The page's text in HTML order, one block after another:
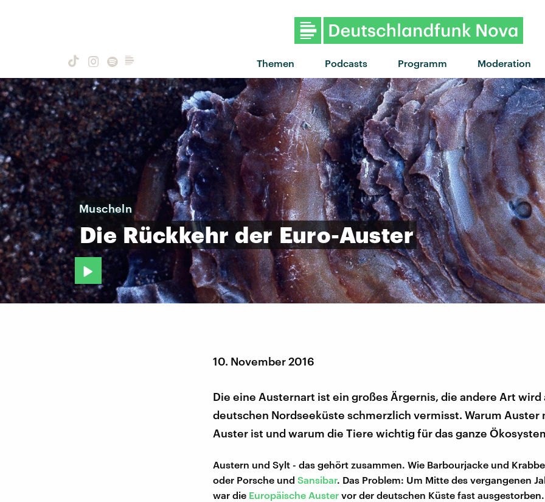
Themen Podcasts Programm Moderation
"24 Hours" von Stormzy feat.
Muscheln
Die Rückkehr der Euro-Auster
10. November 2016
Die eine Austernart ist ein großes Ärgernis, die andere Art wird
deutschen Nordseeküste schmerzlich vermisst. Warum Auster
Auster ist und warum die Tiere wichtig für das ganze
Austern und Sylt - das gehört zusammen. Wie Barbourjacke und
oder Porsche und Sansibar. Das Problem: Um Mitte des vergangenen
war die Europäische Auster vor der deutschen Küste fast